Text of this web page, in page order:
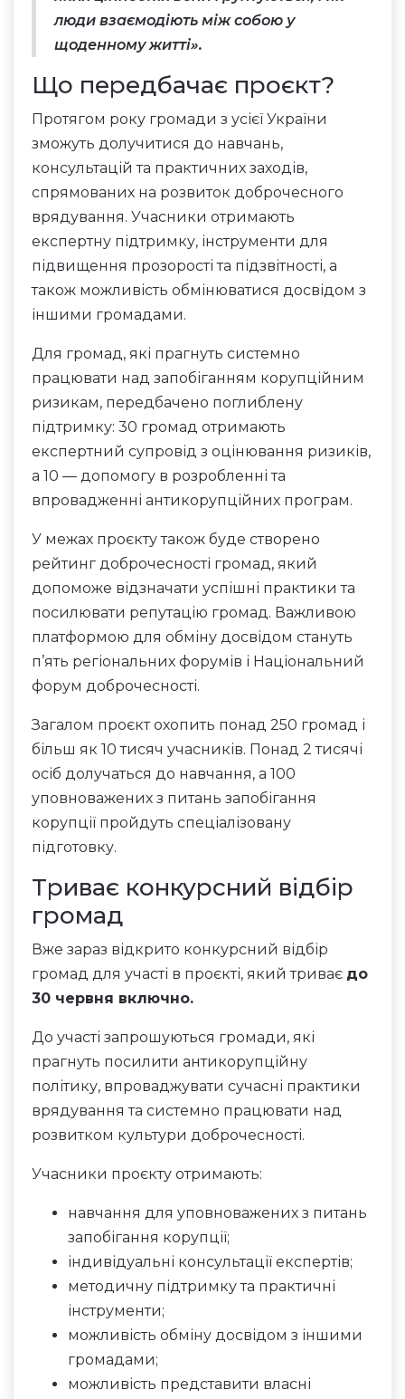
люди взаємодіють між собою у
щоденному житті».
Що передбачає проєкт?
Протягом року громади з усієї України
зможуть долучитися до навчань,
консультацій та практичних заходів,
спрямованих на розвиток доброчесного
врядування. Учасники отримають
експертну підтримку, інструменти для
підвищення прозорості та підзвітності, а
також можливість обмінюватися досвідом з
іншими громадами.
Для громад, які прагнуть системно
працювати над запобіганням корупційним
ризикам, передбачено поглиблену
підтримку: 30 громад отримають
експертний супровід з оцінювання ризиків,
а 10 — допомогу в розробленні та
впровадженні антикорупційних програм.
У межах проєкту також буде створено
рейтинг доброчесності громад, який
допоможе відзначати успішні практики та
посилювати репутацію громад. Важливою
платформою для обміну досвідом стануть
п’ять регіональних форумів і Національний
форум доброчесності.
Загалом проєкт охопить понад 250 громад і
більш як 10 тисяч учасників. Понад 2 тисячі
осіб долучаться до навчання, а 100
уповноважених з питань запобігання
корупції пройдуть спеціалізовану
підготовку.
Триває конкурсний відбір
громад
Вже зараз відкрито конкурсний відбір
громад для участі в проєкті, який триває до
30 червня включно.
До участі запрошуються громади, які
прагнуть посилити антикорупційну
політику, впроваджувати сучасні практики
врядування та системно працювати над
розвитком культури доброчесності.
Учасники проєкту отримають:
навчання для уповноважених з питань
запобігання корупції;
індивідуальні консультації експертів;
методичну підтримку та практичні
інструменти;
можливість обміну досвідом з іншими
громадами;
можливість представити власні